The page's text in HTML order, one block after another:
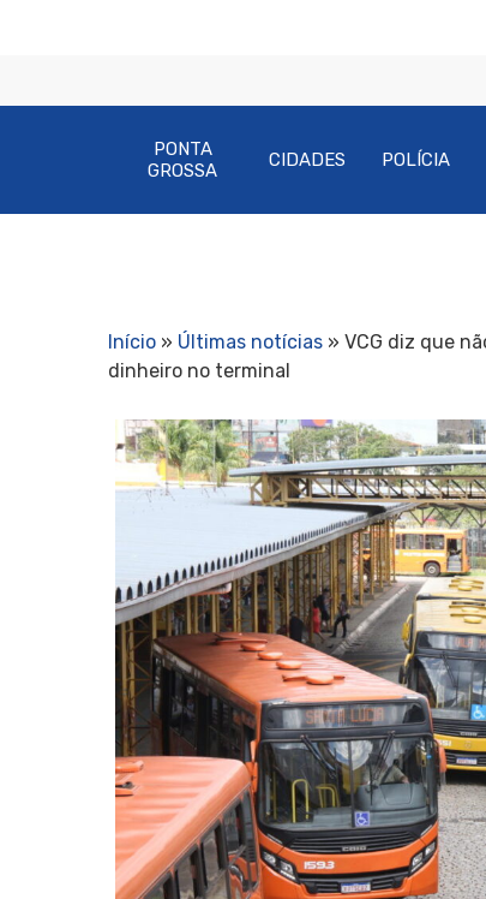
PONTA
GROSSA
CIDADES POLÍCIA
Início » Últimas notícias » VCG diz que
dinheiro no terminal